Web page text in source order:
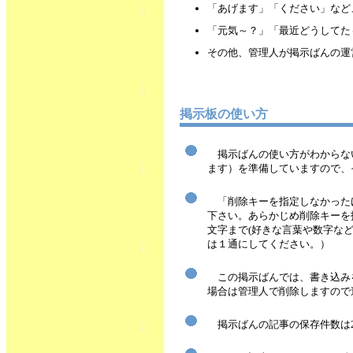
「あげます」「ください」な
「元気～？」「最近どうして
その他、管理人が掲示ばんの
掲示板の使い方
掲示ばんの使い方がわからな
ます）を準備していますので
「削除キーを指定しなかった
下さい。あらかじめ削除キー
文字まで(好きな言葉や数字な
は１通にしてください。）
この掲示ばんでは、書き込み
場合は管理人で削除しますの
掲示ばんの記事の保存件数は